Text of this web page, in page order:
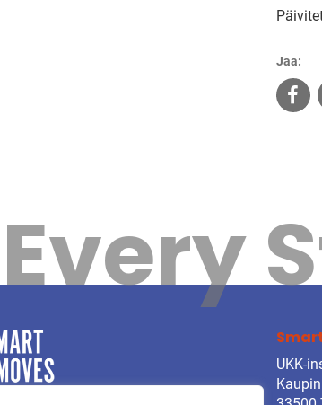
Jaa:
Every
UKK-